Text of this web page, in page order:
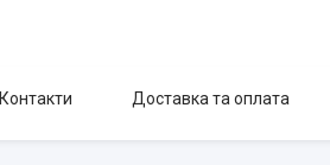
Контакти Доставка та оплата